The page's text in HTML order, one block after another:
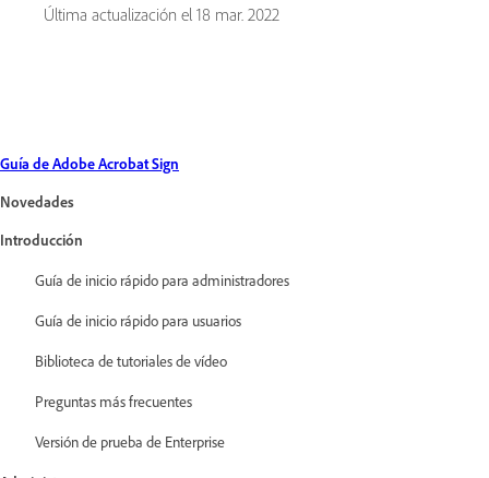
Última actualización el 18 mar. 2022
Guía de Adobe Acrobat Sign
Novedades
Introducción
Guía de inicio rápido para administradores
Guía de inicio rápido para usuarios
Biblioteca de tutoriales de vídeo
Preguntas más frecuentes
Versión de prueba de Enterprise